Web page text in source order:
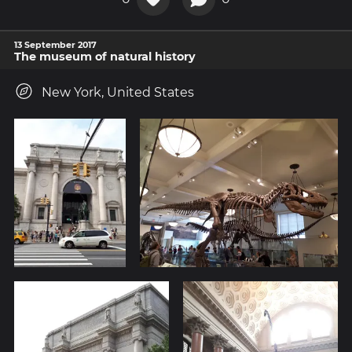
13 September 2017
The museum of natural history
New York, United States